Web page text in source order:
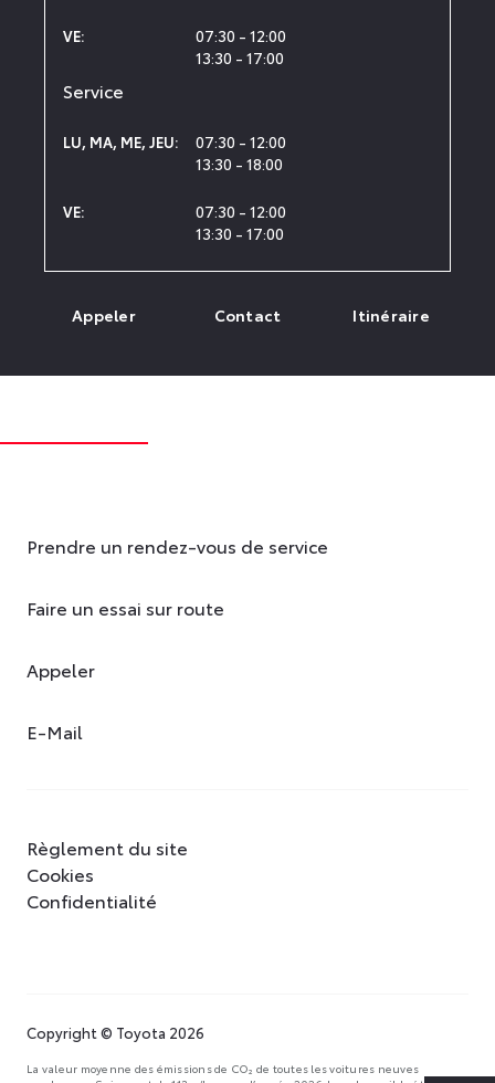
VE:
07:30 - 12:00
13:30 - 17:00
Service
LU, MA, ME, JEU:
07:30 - 12:00
13:30 - 18:00
VE:
07:30 - 12:00
13:30 - 17:00
Appeler Contact Itinéraire
Prendre un rendez-vous de service
Faire un essai sur route
Appeler
E-Mail
Règlement du site
Cookies
Confidentialité
Copyright © Toyota 2026
La valeur moyenne des émissions de CO₂ de toutes les voitures neuves